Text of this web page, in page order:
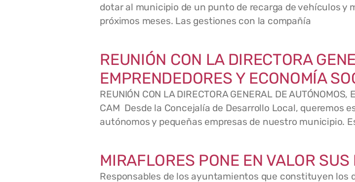
dotar al municipio de un punto de recarga de vehículos y
próximos meses. Las gestiones con la compañía
REUNIÓN CON LA DIRECTORA
EMPRENDEDORES Y ECONOMÍA
REUNIÓN CON LA DIRECTORA GENERAL DE AUTÓNOMOS,
CAM Desde la Concejalía de Desarrollo Local, queremos
autónomos y pequeñas empresas de nuestro municipio.
MIRAFLORES PONE EN VALOR
Responsables de los ayuntamientos que constituyen los